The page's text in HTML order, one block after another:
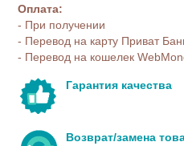
Оплата:
- При получении
- Перевод на карту Приват
- Перевод на кошелек
Гарантия качества
Возврат/замена